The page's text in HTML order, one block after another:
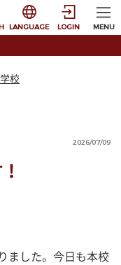
選択すると言語の切
LANGUAGE LOGIN MENU
校
2026/07/09
ました。今日も本校